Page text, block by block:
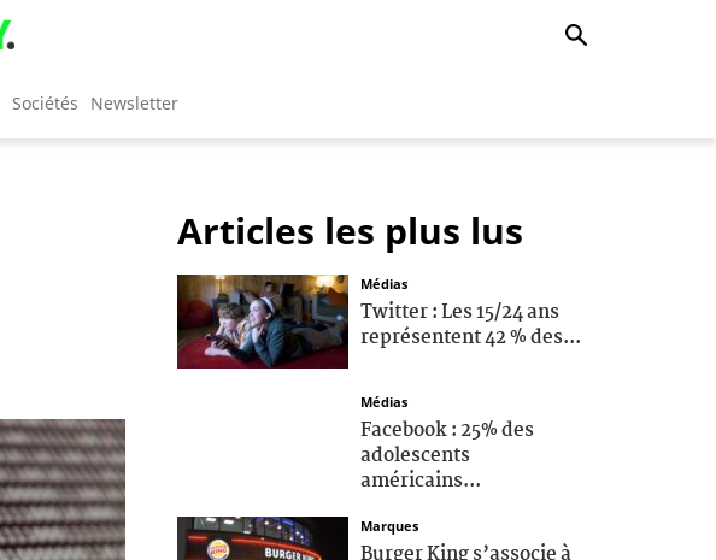
Sociétés Newsletter
Articles les plus lus
Médias
Twitter : Les 15/24 ans
représentent 42 % des...
Médias
Facebook : 25% des
adolescents
américains...
Marques